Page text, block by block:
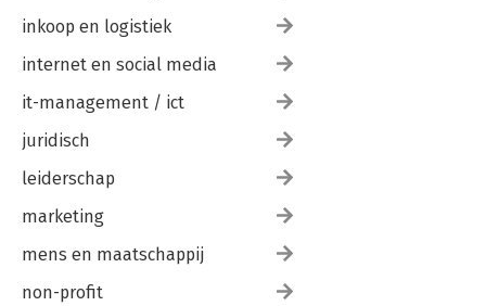
inkoop en logistiek
internet en social media
it-management / ict
juridisch
leiderschap
marketing
mens en maatschappij
non-profit